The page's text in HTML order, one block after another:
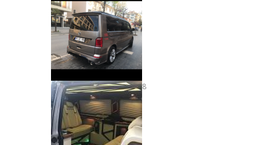
8